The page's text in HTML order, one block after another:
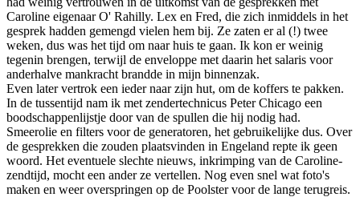
Caroline eigenaar O' Rahilly. Lex en Fred, die zich inmiddels in het
gesprek hadden gemengd vielen hem bij. Ze zaten er al (!) twee
weken, dus was het tijd om naar huis te gaan. Ik kon er weinig
tegenin brengen, terwijl de enveloppe met daarin het salaris voor
anderhalve mankracht brandde in mijn binnenzak.
Even later vertrok een ieder naar zijn hut, om de koffers te pakken.
In de tussentijd nam ik met zendertechnicus Peter Chicago een
boodschappenlijstje door van de spullen die hij nodig had.
Smeerolie en filters voor de generatoren, het gebruikelijke dus. Over
de gesprekken die zouden plaatsvinden in Engeland repte ik geen
woord. Het eventuele slechte nieuws, inkrimping van de Caroline-
zendtijd, mocht een ander ze vertellen. Nog even snel wat foto's
maken en weer overspringen op de Poolster voor de lange terugreis.